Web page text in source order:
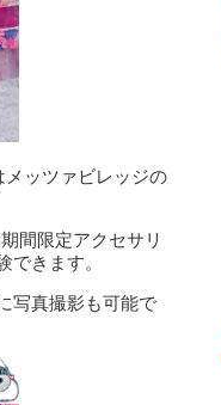
メッツァビレッジの
間限定アクセサリ
きます。
写真撮影も可能で